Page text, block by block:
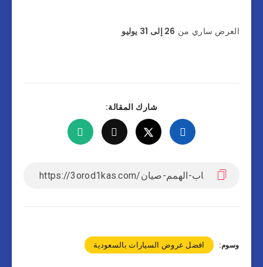
العرض ساري من 26 إلى 31 يوليو
شارك المقالة:
وسوم: افضل عروض السيارات بالسعودية